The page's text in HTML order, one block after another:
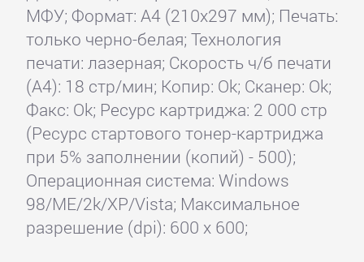
МФУ; Формат: A4 (210x297 мм); Печать:
только черно-белая; Технология
печати: лазерная; Скорость ч/б печати
(А4): 18 стр/мин; Копир: Ok; Сканер: Ok;
Факс: Ok; Ресурс картриджа: 2 000 стр
(Ресурс стартового тонер-картриджа
при 5% заполнении (копий) - 500);
Операционная система: Windows
98/ME/2k/XP/Vista; Максимальное
разрешение (dpi): 600 x 600;